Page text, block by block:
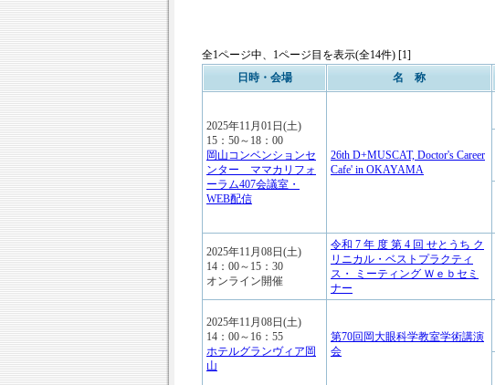
全1ページ中、1ページ目を表示(全14件) [1]
日時・会場
名 称
2025年11月01日(土)
15：50～18：00
岡山コンベンションセ
ンター ママカリフォ
ーラム407会議室・
WEB配信
26th D+MUSCAT, Doctor's Career
Cafe' in OKAYAMA
2025年11月08日(土)
14：00～15：30
オンライン開催
令和 7 年 度 第 4 回 せとうち ク
リニカル・ベストプラクティ
ス・ ミーティング Ｗｅｂセミ
ナー
2025年11月08日(土)
14：00～16：55
ホテルグランヴィア岡
山
第70回岡大眼科学教室学術講演
会